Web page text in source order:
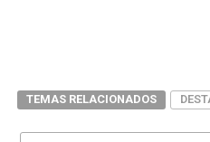
TEMAS RELACIONADOS